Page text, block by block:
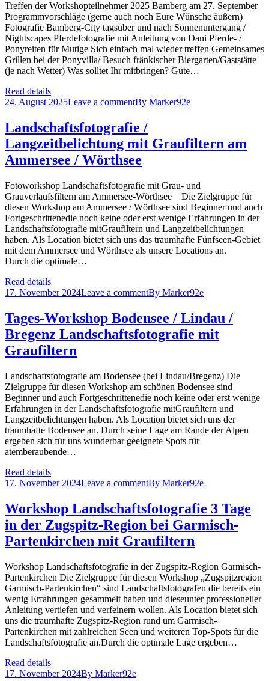
Treffen der Workshopteilnehmer 2025 Bamberg am 27. September
Programmvorschläge (gerne auch noch Eure Wünsche äußern)
Fotografie Bamberg-City tagsüber und nach Sonnenuntergang /
Nightscapes Pferdefotografie mit Anleitung von Dani Pferde- /
Ponyreiten für Mutige Sich einfach mal wieder treffen Gemeinsames
Grillen bei der Ponyvilla/ Besuch fränkischer Biergarten/Gaststätte
(je nach Wetter) Was solltet Ihr mitbringen? Gute…
Read details
24. August 2025Leave a commentBy Marker92e
Landschaftsfotografie /
Langzeitbelichtung mit Graufiltern am
Ammersee / Wörthsee
Fotoworkshop Landschaftsfotografie mit Grau- und
Grauverlaufsfiltern am Ammersee-Wörthsee Die Zielgruppe für
diesen Workshop am Ammersee / Wörthsee sind Beginner und auch
Fortgeschrittenedie noch keine oder erst wenige Erfahrungen in der
Landschaftsfotografie mitGraufiltern und Langzeitbelichtungen
haben. Als Location bietet sich uns das traumhafte Fünfseen-Gebiet
mit dem Ammersee und Wörthsee als unsere Locations an.
Durch die optimale…
Read details
17. November 2024Leave a commentBy Marker92e
Tages-Workshop Bodensee / Lindau /
Bregenz Landschaftsfotografie mit
Graufiltern
Landschaftsfotografie am Bodensee (bei Lindau/Bregenz) Die
Zielgruppe für diesen Workshop am schönen Bodensee sind
Beginner und auch Fortgeschrittenedie noch keine oder erst wenige
Erfahrungen in der Landschaftsfotografie mitGraufiltern und
Langzeitbelichtungen haben. Als Location bietet sich uns der
traumhafte Bodensee an. Durch seine Lage am Rande der Alpen
ergeben sich für uns wunderbar geeignete Spots für
atemberaubende…
Read details
17. November 2024Leave a commentBy Marker92e
Workshop Landschaftsfotografie 3 Tage
in der Zugspitz-Region bei Garmisch-
Partenkirchen mit Graufiltern
Workshop Landschaftsfotografie in der Zugspitz-Region Garmisch-
Partenkirchen Die Zielgruppe für diesen Workshop „Zugspitzregion
Garmisch-Partenkirchen“ sind Landschaftsfotografen die bereits ein
wenig Erfahrungen gesammelt haben und dieseunter professioneller
Anleitung vertiefen und verfeinern wollen. Als Location bietet sich
uns die traumhafte Zugspitz-Region rund um Garmisch-
Partenkirchen mit zahlreichen Seen und weiteren Top-Spots für die
Landschaftsfotografie an.Durch die optimale Lage ergeben…
Read details
17. November 2024By Marker92e